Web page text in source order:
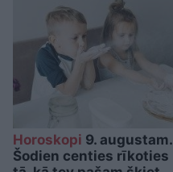
Horoskopi 9. augustam.
Šodien centies rīkoties